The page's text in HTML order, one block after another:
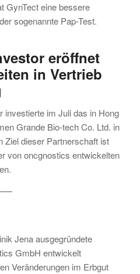
GynTect eine bessere
sogenannte Pap-Test.
eröffnet
in Vertrieb
investierte im Juli das in Hong
Grande Bio-tech Co. Ltd. in
Ziel dieser Partnerschaft ist
von oncgnostics entwickelten
Jena ausgegründete
GmbH entwickelt
Veränderungen im Erbgut